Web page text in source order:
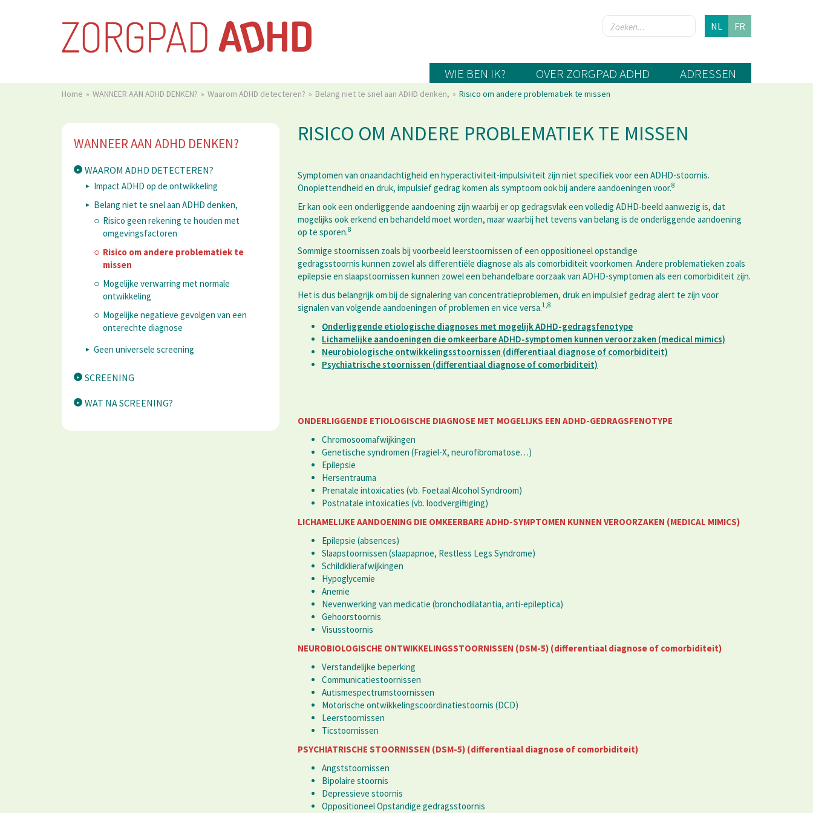
NL FR
WIE BEN IK? OVER ZORGPAD ADHD ADRESSEN
Home WANNEER AAN ADHD DENKEN? Waarom ADHD detecteren? Belang niet te snel aan ADHD denken, Risico om andere problematiek te missen
WANNEER AAN ADHD DENKEN?
WAAROM ADHD DETECTEREN?
Impact ADHD op de ontwikkeling
Belang niet te snel aan ADHD denken,
Risico geen rekening te houden met
omgevingsfactoren
Risico om andere problematiek te
missen
Mogelijke verwarring met normale
ontwikkeling
Mogelijke negatieve gevolgen van een
onterechte diagnose
Geen universele screening
SCREENING
WAT NA SCREENING?
RISICO OM ANDERE PROBLEMATIEK TE MISSEN
Symptomen van onaandachtigheid en hyperactiviteit-impulsiviteit zijn niet specifiek voor een ADHD-stoornis.
Onoplettendheid en druk, impulsief gedrag komen als symptoom ook bij andere aandoeningen voor.8
Er kan ook een onderliggende aandoening zijn waarbij er op gedragsvlak een volledig ADHD-beeld aanwezig is, dat
mogelijks ook erkend en behandeld moet worden, maar waarbij het tevens van belang is de onderliggende aandoening
op te sporen.8
Sommige stoornissen zoals bij voorbeeld leerstoornissen of een oppositioneel opstandige
gedragsstoornis kunnen zowel als differentiële diagnose als als comorbiditeit voorkomen. Andere problematieken zoals
epilepsie en slaapstoornissen kunnen zowel een behandelbare oorzaak van ADHD-symptomen als een comorbiditeit zijn.
Het is dus belangrijk om bij de signalering van concentratieproblemen, druk en impulsief gedrag alert te zijn voor
signalen van volgende aandoeningen of problemen en vice versa.1,8
Onderliggende etiologische diagnoses met mogelijk ADHD-gedragsfenotype
Lichamelijke aandoeningen die omkeerbare ADHD-symptomen kunnen veroorzaken (medical mimics)
Neurobiologische ontwikkelingsstoornissen (differentiaal diagnose of comorbiditeit)
Psychiatrische stoornissen (differentiaal diagnose of comorbiditeit)
ONDERLIGGENDE ETIOLOGISCHE DIAGNOSE MET MOGELIJKS EEN ADHD-GEDRAGSFENOTYPE
Chromosoomafwijkingen
Genetische syndromen (Fragiel-X, neurofibromatose…)
Epilepsie
Hersentrauma
Prenatale intoxicaties (vb. Foetaal Alcohol Syndroom)
Postnatale intoxicaties (vb. loodvergiftiging)
LICHAMELIJKE AANDOENING DIE OMKEERBARE ADHD-SYMPTOMEN KUNNEN VEROORZAKEN (MEDICAL MIMICS)
Epilepsie (absences)
Slaapstoornissen (slaapapnoe, Restless Legs Syndrome)
Schildklierafwijkingen
Hypoglycemie
Anemie
Nevenwerking van medicatie (bronchodilatantia, anti-epileptica)
Gehoorstoornis
Visusstoornis
NEUROBIOLOGISCHE ONTWIKKELINGSSTOORNISSEN (DSM-5) (differentiaal diagnose of comorbiditeit)
Verstandelijke beperking
Communicatiestoornissen
Autismespectrumstoornissen
Motorische ontwikkelingscoördinatiestoornis (DCD)
Leerstoornissen
Ticstoornissen
PSYCHIATRISCHE STOORNISSEN (DSM-5) (differentiaal diagnose of comorbiditeit)
Angststoornissen
Bipolaire stoornis
Depressieve stoornis
Oppositioneel Opstandige gedragsstoornis